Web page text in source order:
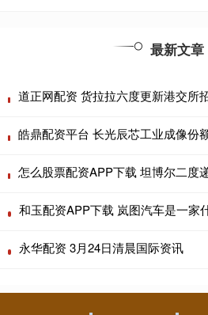
最新文章
和玉配资APP下载 岚图汽车是一家
永华配资 3月24日清晨国际资讯